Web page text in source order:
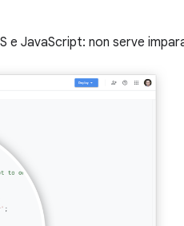
e JavaScript: non serve